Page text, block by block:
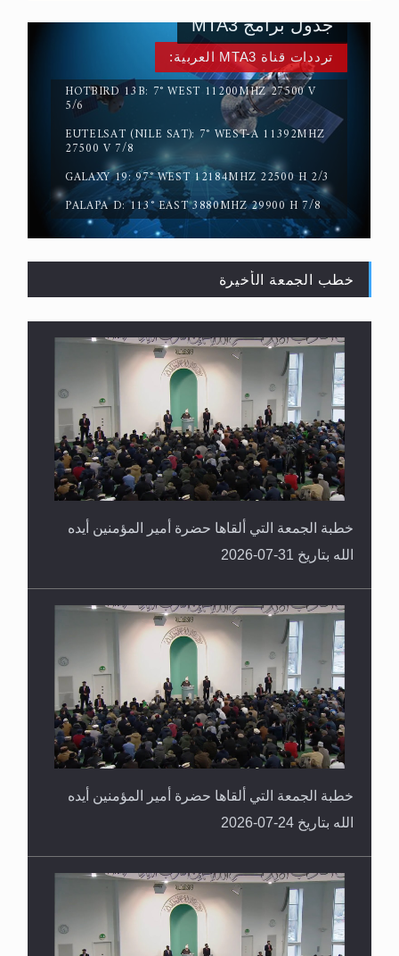
المفهوم الحقيقي للجهاد الإسلامي..
سورة التكوير تُنبئ بزمن بعثة المسيح الموعود عليه
السلام
ترددات قناة MTA3 العربية:
HOTBIRD 13B: 7° WEST 11200MHZ 27500 V
5/6
EUTELSAT (NILE SAT): 7° WEST-A 11392MHZ
27500 V 7/8
GALAXY 19: 97° WEST 12184MHZ 22500 H 2/3
PALAPA D: 113° EAST 3880MHZ 29900 H 7/8
جدول برامج MTA3
خطب الجمعة الأخيرة
خطبة الجمعة التي ألقاها حضرة أمير المؤمنين أيده
الله بتاريخ 31-07-2026
خطبة الجمعة التي ألقاها حضرة أمير المؤمنين أيده
الله بتاريخ 24-07-2026